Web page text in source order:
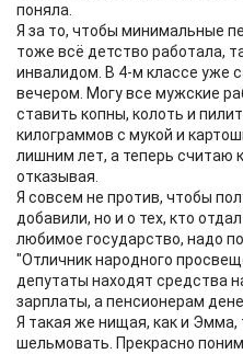
поняла.
Я за то, чтобы минимальные
тоже всё детство работала,
инвалидом. В 4-м классе уже
вечером. Могу все мужские
ставить копны, колоть и
килограммов с мукой и
лишним лет, а теперь считаю
отказывая.
Я совсем не против, чтобы
добавили, но и о тех, кто
любимое государство, надо
"Отличник народного
депутаты находят средства
зарплаты, а пенсионерам
Я такая же нищая, как и Эмма,
шельмовать. Прекрасно